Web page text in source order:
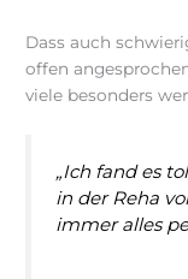
Dass auch
offen
viele besonders
„Ich fand es
in der Reha
immer alles